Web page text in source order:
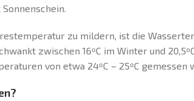
zu mildern, ist die
zwischen 16ºC im Winter und
von etwa 24ºC – 25ºC gemessen